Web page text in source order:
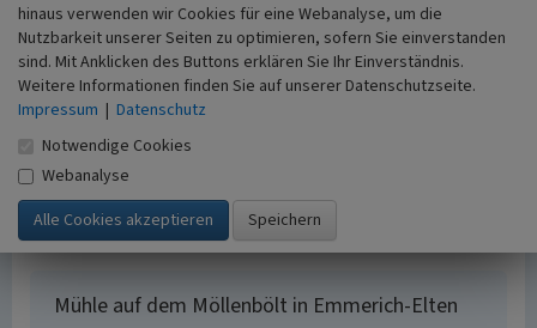
Literatur
Poppe, Birgit; Silla, Klaus (2014) Windmühlen am
Niederrhein. Greven.
Vogt, Hans / Verein linker Niederrhein e.V. (Hrsg.)
(1998) Niederrheinischer Windmühlenführer. Krefeld
(2. Auflage).
Mühle auf dem Möllenbölt in Emmerich-Elten
hinaus verwenden wir Cookies für eine Webanalyse, um die
Nutzbarkeit unserer Seiten zu optimieren, sofern Sie einverstanden
sind. Mit Anklicken des Buttons erklären Sie Ihr Einverständnis.
Weitere Informationen finden Sie auf unserer Datenschutzseite.
Impressum | Datenschutz
Notwendige Cookies
Webanalyse